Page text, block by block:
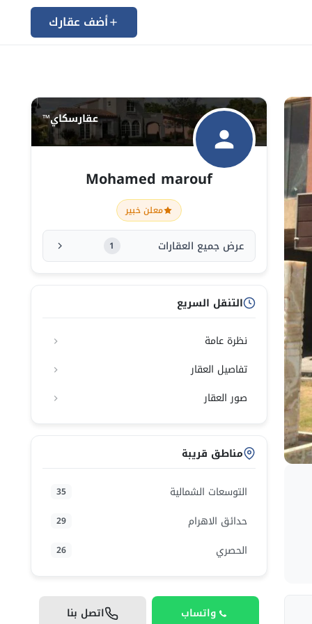
أضف عقارك
عقارسكاي™
Mohamed marouf
معلن خبير
عرض جميع العقارات 1
التنقل السريع
نظرة عامة
تفاصيل العقار
صور العقار
مناطق قريبة
التوسعات الشمالية 35
حدائق الاهرام 29
الحصري 26
واتساب اتصل بنا